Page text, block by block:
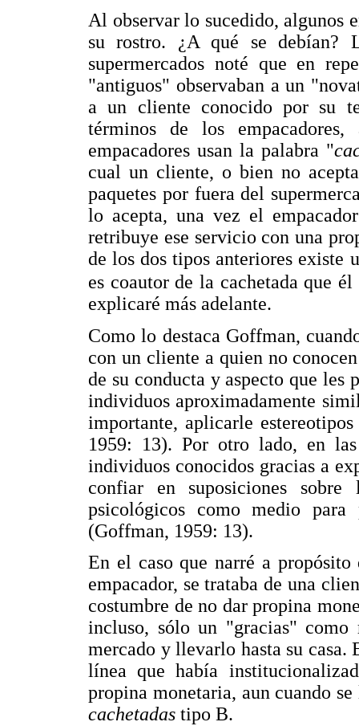
Al observar lo sucedido, algunos
su rostro. ¿A qué se debían?
supermercados noté que en
"antiguos" observaban a un
a un cliente conocido por su
términos de los
empacadores usan la palabra "
cual un cliente, o bien no
paquetes por fuera del
lo acepta, una vez el
retribuye ese servicio con una
de los dos tipos anteriores existe
es coautor de la cachetada que
explicaré más adelante.
Como lo destaca Goffman,
con un cliente a quien no
de su conducta y aspecto que
individuos aproximadamente
importante, aplicarle
1959: 13). Por otro lado, en
individuos conocidos gracias a
confiar en suposiciones
psicológicos como medio
(Goffman, 1959: 13).
En el caso que narré a
empacador, se trataba de una
costumbre de no dar propina
incluso, sólo un "gracias"
mercado y llevarlo hasta su casa.
línea que había
propina monetaria, aun cuando
cachetadas tipo B.